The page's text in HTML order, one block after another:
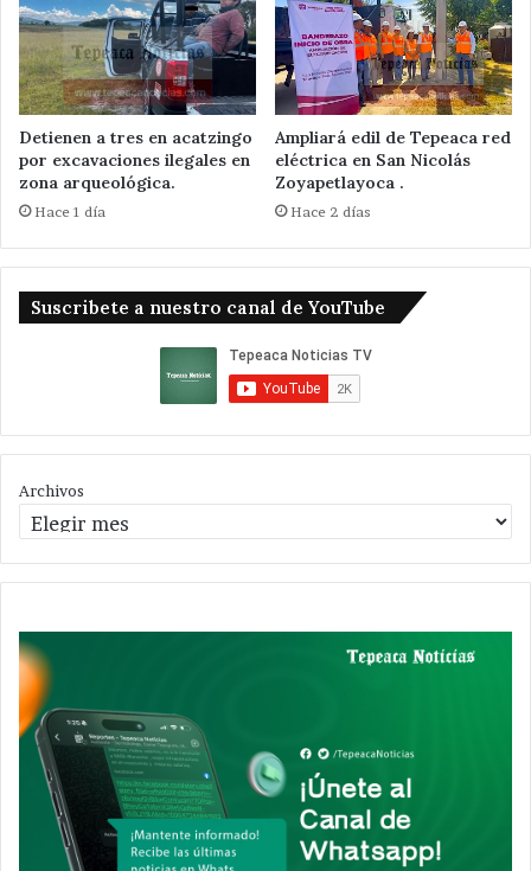
Detienen a tres en acatzingo
por excavaciones ilegales en
zona arqueológica.
Hace 1 día
Ampliará edil de Tepeaca red
eléctrica en San Nicolás
Zoyapetlayoca .
Hace 2 días
Suscribete a nuestro canal de YouTube
Archivos